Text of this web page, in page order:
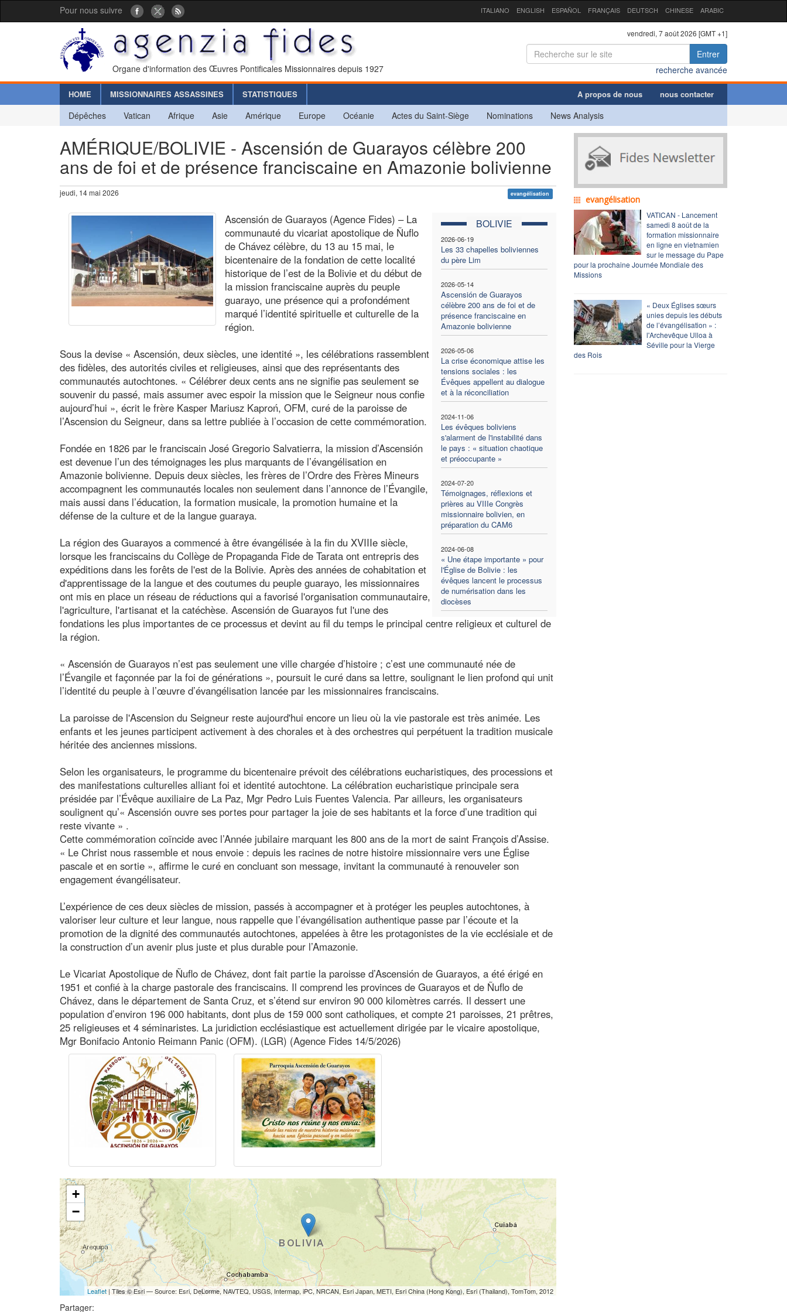
Pour nous suivre ITALIANO ENGLISH ESPAÑOL FRANÇAIS DEUTSCH CHINESE ARABIC
Organe d'information des Œuvres Pontificales Missionnaires depuis 1927
vendredi, 7 août 2026 [GMT +1]
Entrer
recherche avancée
HOME MISSIONNAIRES ASSASSINES STATISTIQUES A propos de nous nous contacter
Dépêches Vatican Afrique Asie Amérique Europe Océanie Actes du Saint-Siège Nominations News Analysis
AMÉRIQUE/BOLIVIE - Ascensión de Guarayos célèbre 200
ans de foi et de présence franciscaine en Amazonie bolivienne
jeudi, 14 mai 2026 evangélisation
BOLIVIE
2026-06-19
Les 33 chapelles boliviennes
du père Lim
2026-05-14
Ascensión de Guarayos
célèbre 200 ans de foi et de
présence franciscaine en
Amazonie bolivienne
2026-05-06
La crise économique attise les
tensions sociales : les
Évêques appellent au dialogue
et à la réconciliation
2024-11-06
Les évêques boliviens
s'alarment de l'instabilité dans
le pays : « situation chaotique
et préoccupante »
2024-07-20
Témoignages, réflexions et
prières au VIIIe Congrès
missionnaire bolivien, en
préparation du CAM6
2024-06-08
« Une étape importante » pour
l'Église de Bolivie : les
évêques lancent le processus
de numérisation dans les
diocèses
Ascensión de Guarayos (Agence Fides) – La
communauté du vicariat apostolique de Ñuflo
de Chávez célèbre, du 13 au 15 mai, le
bicentenaire de la fondation de cette localité
historique de l’est de la Bolivie et du début de
la mission franciscaine auprès du peuple
guarayo, une présence qui a profondément
marqué l’identité spirituelle et culturelle de la
région.
Sous la devise « Ascensión, deux siècles, une identité », les célébrations rassemblent
des fidèles, des autorités civiles et religieuses, ainsi que des représentants des
communautés autochtones. « Célébrer deux cents ans ne signifie pas seulement se
souvenir du passé, mais assumer avec espoir la mission que le Seigneur nous confie
aujourd’hui », écrit le frère Kasper Mariusz Kaproń, OFM, curé de la paroisse de
l’Ascension du Seigneur, dans sa lettre publiée à l’occasion de cette commémoration.
Fondée en 1826 par le franciscain José Gregorio Salvatierra, la mission d’Ascensión
est devenue l’un des témoignages les plus marquants de l’évangélisation en
Amazonie bolivienne. Depuis deux siècles, les frères de l’Ordre des Frères Mineurs
accompagnent les communautés locales non seulement dans l’annonce de l’Évangile,
mais aussi dans l’éducation, la formation musicale, la promotion humaine et la
défense de la culture et de la langue guaraya.
La région des Guarayos a commencé à être évangélisée à la fin du XVIIIe siècle,
lorsque les franciscains du Collège de Propaganda Fide de Tarata ont entrepris des
expéditions dans les forêts de l'est de la Bolivie. Après des années de cohabitation et
d'apprentissage de la langue et des coutumes du peuple guarayo, les missionnaires
ont mis en place un réseau de réductions qui a favorisé l'organisation communautaire,
l'agriculture, l'artisanat et la catéchèse. Ascensión de Guarayos fut l'une des
fondations les plus importantes de ce processus et devint au fil du temps le principal centre religieux et culturel de
la région.
« Ascensión de Guarayos n’est pas seulement une ville chargée d’histoire ; c’est une communauté née de
l’Évangile et façonnée par la foi de générations », poursuit le curé dans sa lettre, soulignant le lien profond qui unit
l’identité du peuple à l’œuvre d’évangélisation lancée par les missionnaires franciscains.
La paroisse de l'Ascension du Seigneur reste aujourd'hui encore un lieu où la vie pastorale est très animée. Les
enfants et les jeunes participent activement à des chorales et à des orchestres qui perpétuent la tradition musicale
héritée des anciennes missions.
Selon les organisateurs, le programme du bicentenaire prévoit des célébrations eucharistiques, des processions et
des manifestations culturelles alliant foi et identité autochtone. La célébration eucharistique principale sera
présidée par l’Évêque auxiliaire de La Paz, Mgr Pedro Luis Fuentes Valencia. Par ailleurs, les organisateurs
soulignent qu’« Ascensión ouvre ses portes pour partager la joie de ses habitants et la force d’une tradition qui
reste vivante » .
Cette commémoration coïncide avec l’Année jubilaire marquant les 800 ans de la mort de saint François d’Assise.
« Le Christ nous rassemble et nous envoie : depuis les racines de notre histoire missionnaire vers une Église
pascale et en sortie », affirme le curé en concluant son message, invitant la communauté à renouveler son
engagement évangélisateur.
L’expérience de ces deux siècles de mission, passés à accompagner et à protéger les peuples autochtones, à
valoriser leur culture et leur langue, nous rappelle que l’évangélisation authentique passe par l’écoute et la
promotion de la dignité des communautés autochtones, appelées à être les protagonistes de la vie ecclésiale et de
la construction d’un avenir plus juste et plus durable pour l’Amazonie.
Le Vicariat Apostolique de Ñuflo de Chávez, dont fait partie la paroisse d’Ascensión de Guarayos, a été érigé en
1951 et confié à la charge pastorale des franciscains. Il comprend les provinces de Guarayos et de Ñuflo de
Chávez, dans le département de Santa Cruz, et s’étend sur environ 90 000 kilomètres carrés. Il dessert une
population d’environ 196 000 habitants, dont plus de 159 000 sont catholiques, et compte 21 paroisses, 21 prêtres,
25 religieuses et 4 séminaristes. La juridiction ecclésiastique est actuellement dirigée par le vicaire apostolique,
Mgr Bonifacio Antonio Reimann Panic (OFM). (LGR) (Agence Fides 14/5/2026)
+
−
Leaflet| Tiles © Esri — Source: Esri, DeLorme, NAVTEQ, USGS, Intermap, iPC, NRCAN, Esri Japan, METI, Esri China (Hong Kong), Esri (Thailand), TomTom, 2012
Partager:
evangélisation
VATICAN - Lancement
samedi 8 août de la
formation missionnaire
en ligne en vietnamien
sur le message du Pape
pour la prochaine Journée Mondiale des
Missions
« Deux Églises sœurs
unies depuis les débuts
de l’évangélisation » :
l'Archevêque Ulloa à
Séville pour la Vierge
des Rois